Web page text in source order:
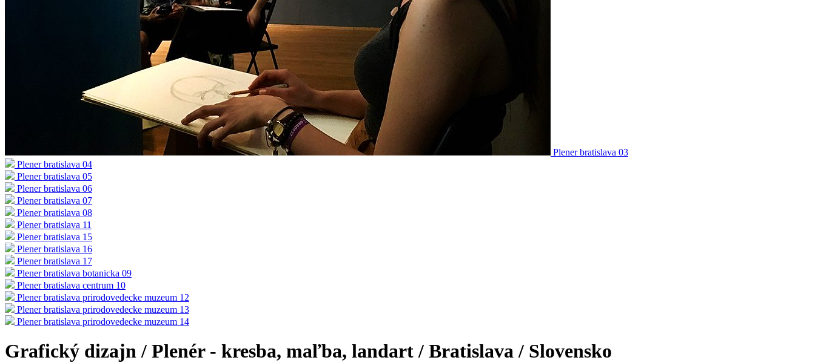
Plener bratislava 03
Plener bratislava 04
Plener bratislava 05
Plener bratislava 06
Plener bratislava 07
Plener bratislava 08
Plener bratislava 11
Plener bratislava 15
Plener bratislava 16
Plener bratislava 17
Plener bratislava botanicka 09
Plener bratislava centrum 10
Plener bratislava prirodovedecke muzeum 12
Plener bratislava prirodovedecke muzeum 13
Plener bratislava prirodovedecke muzeum 14
Grafický dizajn / Plenér - kresba, maľba, landart / Bratislava / Slovensko